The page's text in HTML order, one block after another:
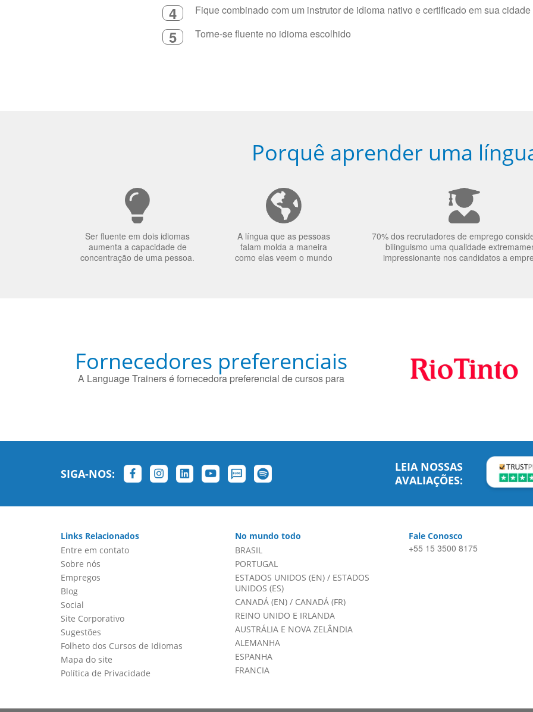
4 Fique combinado com um instrutor de idioma nativo e certificado em sua
5 Torne-se fluente no idioma escolhido
Porquê aprender uma
Ser fluente em dois idiomas
aumenta a capacidade de
concentração de uma pessoa.
A língua que as pessoas
falam molda a maneira
como elas veem o mundo
70% dos recrutadores de emprego
bilinguismo uma qualidade
impressionante nos candidatos a
Fornecedores preferenciais
A Language Trainers é fornecedora preferencial de cursos para
SIGA-NOS:
LEIA NOSSAS
AVALIAÇÕES:
Links Relacionados
Entre em contato
Sobre nós
Empregos
Blog
Social
Site Corporativo
Sugestões
Folheto dos Cursos de Idiomas
Mapa do site
Política de Privacidade
No mundo todo
BRASIL
PORTUGAL
ESTADOS UNIDOS (EN)/ ESTADOS
UNIDOS (ES)
CANADÁ (EN)/ CANADÁ (FR)
REINO UNIDO E IRLANDA
AUSTRÁLIA E NOVA ZELÂNDIA
ALEMANHA
ESPANHA
FRANCIA
Fale Conosco
+55 15 3500 8175